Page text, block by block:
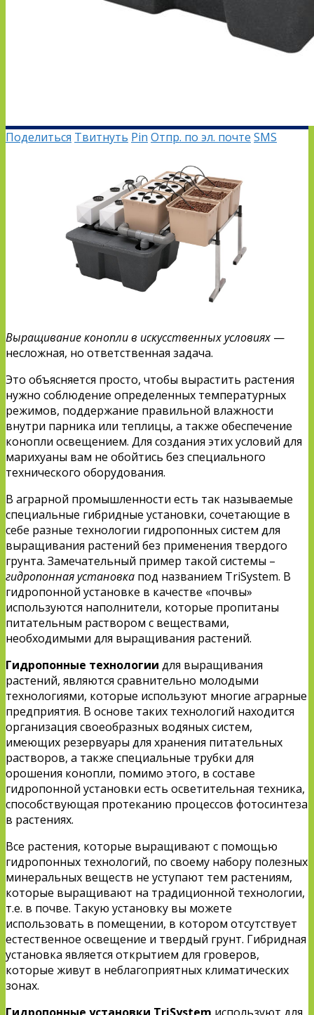
Поделиться Твитнуть Pin Отпр. по эл. почте SMS
Выращивание конопли в искусственных условиях —
несложная, но ответственная задача.
Это объясняется просто, чтобы вырастить растения
нужно соблюдение определенных температурных
режимов, поддержание правильной влажности
внутри парника или теплицы, а также обеспечение
конопли освещением. Для создания этих условий для
марихуаны вам не обойтись без специального
технического оборудования.
В аграрной промышленности есть так называемые
специальные гибридные установки, сочетающие в
себе разные технологии гидропонных систем для
выращивания растений без применения твердого
грунта. Замечательный пример такой системы –
гидропонная установка под названием TriSystem. В
гидропонной установке в качестве «почвы»
используются наполнители, которые пропитаны
питательным раствором с веществами,
необходимыми для выращивания растений.
Гидропонные технологии для выращивания
растений, являются сравнительно молодыми
технологиями, которые используют многие аграрные
предприятия. В основе таких технологий находится
организация своеобразных водяных систем,
имеющих резервуары для хранения питательных
растворов, а также специальные трубки для
орошения конопли, помимо этого, в составе
гидропонной установки есть осветительная техника,
способствующая протеканию процессов фотосинтеза
в растениях.
Все растения, которые выращивают с помощью
гидропонных технологий, по своему набору полезных
минеральных веществ не уступают тем растениям,
которые выращивают на традиционной технологии,
т.е. в почве. Такую установку вы можете
использовать в помещении, в котором отсутствует
естественное освещение и твердый грунт. Гибридная
установка является открытием для гроверов,
которые живут в неблагоприятных климатических
зонах.